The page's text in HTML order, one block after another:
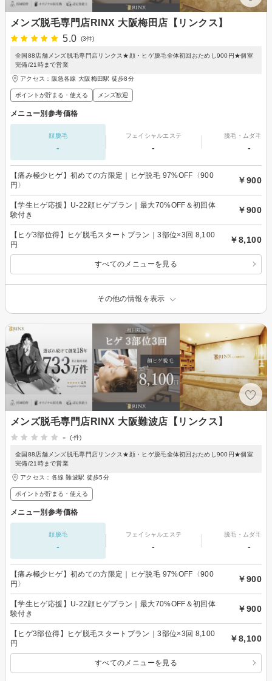
メンズ脱毛専門店RINX 大阪梅田店【リンクス】
5.0
(3件)
全国88店舗メンズ脱毛専門店リンクス★顔・ヒゲ脱毛全体初回おためし900円★個室
完備/21時まで営業
アクセス：阪急各線 大阪梅田駅 徒歩8分
ポイントが貯まる・使える メンズ歓迎
メニュー別参考価格
顔脱毛
-
フェイシャルエステ
-
脱毛・ムダ毛処
-
【痛み極少ヒゲ】初めての方限定｜ヒゲ脱毛 97%OFF〈900
円〉
￥900
【学生ヒゲ応援】U-22顔ヒゲプラン｜最大70%OFF＆初回体
験付き
￥900
【ヒゲ3部位得】ヒゲ脱毛スタートプラン｜3部位×3回 8,100
円
￥8,100
すべてのメニューを見る
その他の情報を表示
メンズ脱毛専門店RINX 大阪難波店【リンクス】
-
(-件)
全国88店舗メンズ脱毛専門店リンクス★顔・ヒゲ脱毛全体初回おためし900円★個室
完備/21時まで営業
アクセス：各線 難波駅 徒歩5分
ポイントが貯まる・使える
メニュー別参考価格
顔脱毛
-
フェイシャルエステ
-
脱毛・ムダ毛処
-
【痛み極少ヒゲ】初めての方限定｜ヒゲ脱毛 97%OFF〈900
円〉
￥900
【学生ヒゲ応援】U-22顔ヒゲプラン｜最大70%OFF＆初回体
験付き
￥900
【ヒゲ3部位得】ヒゲ脱毛スタートプラン｜3部位×3回 8,100
円
￥8,100
すべてのメニューを見る